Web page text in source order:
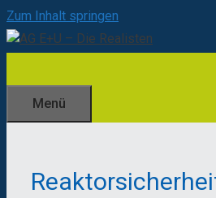
Zum Inhalt springen
Menü